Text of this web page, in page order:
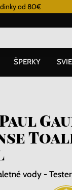
od 80€
ŠPERKY
Paul
vody -